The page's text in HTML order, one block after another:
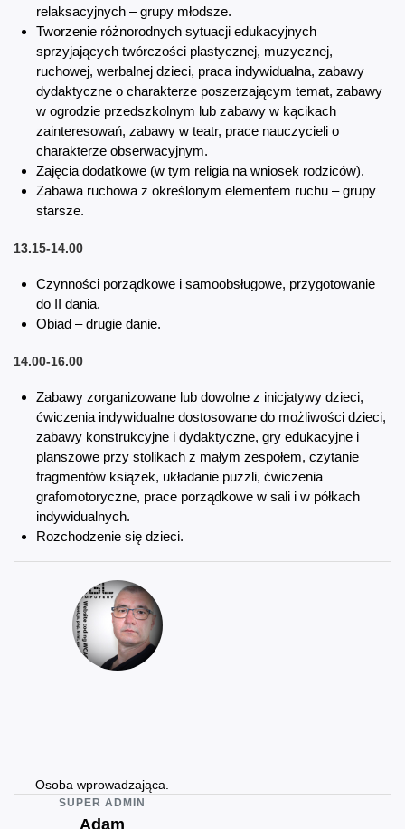
relaksacyjnych – grupy młodsze.
Tworzenie różnorodnych sytuacji edukacyjnych
sprzyjających twórczości plastycznej, muzycznej,
ruchowej, werbalnej dzieci, praca indywidualna, zabawy
dydaktyczne o charakterze poszerzającym temat, zabawy
w ogrodzie przedszkolnym lub zabawy w kącikach
zainteresowań, zabawy w teatr, prace nauczycieli o
charakterze obserwacyjnym.
Zajęcia dodatkowe (w tym religia na wniosek rodziców).
Zabawa ruchowa z określonym elementem ruchu – grupy
starsze.
13.15-14.00
Czynności porządkowe i samoobsługowe, przygotowanie
do II dania.
Obiad – drugie danie.
14.00-16.00
Zabawy zorganizowane lub dowolne z inicjatywy dzieci,
ćwiczenia indywidualne dostosowane do możliwości dzieci,
zabawy konstrukcyjne i dydaktyczne, gry edukacyjne i
planszowe przy stolikach z małym zespołem, czytanie
fragmentów książek, układanie puzzli, ćwiczenia
grafomotoryczne, prace porządkowe w sali i w półkach
indywidualnych.
Rozchodzenie się dzieci.
Osoba wprowadzająca.
SUPER ADMIN
Adam